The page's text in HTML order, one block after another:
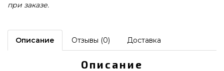
при заказе.
Описание Отзывы (0) Доставка
Описание